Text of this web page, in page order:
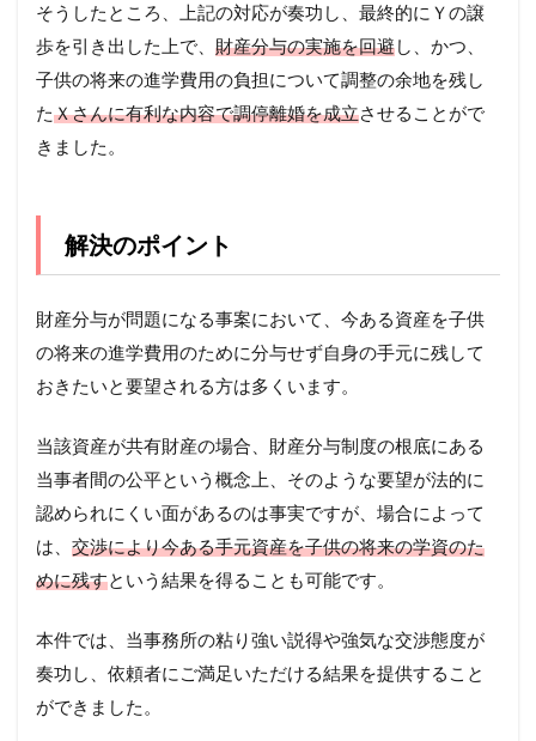
そうしたところ、上記の対応が奏功し、最終的にＹの譲
歩を引き出した上で、 財産分与の実施を回避し、かつ、
子供の将来の進学費用の負担について調整の余地を残し
たＸさんに有利な内容で調停離婚を成立させることがで
きました。
解決のポイント
財産分与が問題になる事案において、今ある資産を子供
の将来の進学費用のために分与せず自身の手元に残して
おきたいと要望される方は多くいます。
当該資産が共有財産の場合、財産分与制度の根底にある
当事者間の公平という概念上、そのような要望が法的に
認められにくい面があるのは事実ですが、場合によって
は、 交渉により今ある手元資産を子供の将来の学資のた
めに残すという結果を得ることも可能です。
本件では、当事務所の粘り強い説得や強気な交渉態度が
奏功し、依頼者にご満足いただける結果を提供すること
ができました。